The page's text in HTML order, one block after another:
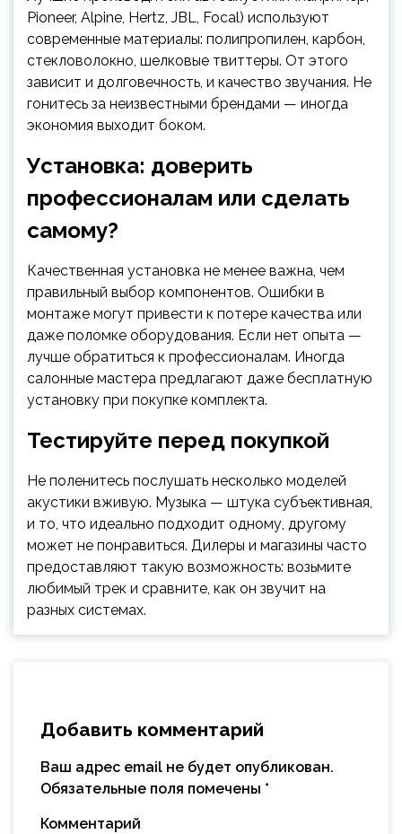
Pioneer, Alpine, Hertz, JBL, Focal) используют
современные материалы: полипропилен, карбон,
стекловолокно, шелковые твиттеры. От этого
зависит и долговечность, и качество звучания. Не
гонитесь за неизвестными брендами — иногда
экономия выходит боком.
Установка: доверить
профессионалам или сделать
самому?
Качественная установка не менее важна, чем
правильный выбор компонентов. Ошибки в
монтаже могут привести к потере качества или
даже поломке оборудования. Если нет опыта —
лучше обратиться к профессионалам. Иногда
салонные мастера предлагают даже бесплатную
установку при покупке комплекта.
Тестируйте перед покупкой
Не поленитесь послушать несколько моделей
акустики вживую. Музыка — штука субъективная,
и то, что идеально подходит одному, другому
может не понравиться. Дилеры и магазины часто
предоставляют такую возможность: возьмите
любимый трек и сравните, как он звучит на
разных системах.
Добавить комментарий
Ваш адрес email не будет опубликован.
Обязательные поля помечены *
Комментарий